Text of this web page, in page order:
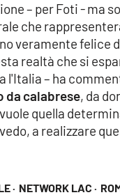
· NETWORK LAC ·
– per Foti - ma
che
veramente felice
realtà che si
l'Italia – ha
da calabrese, da
quella
a realizzare